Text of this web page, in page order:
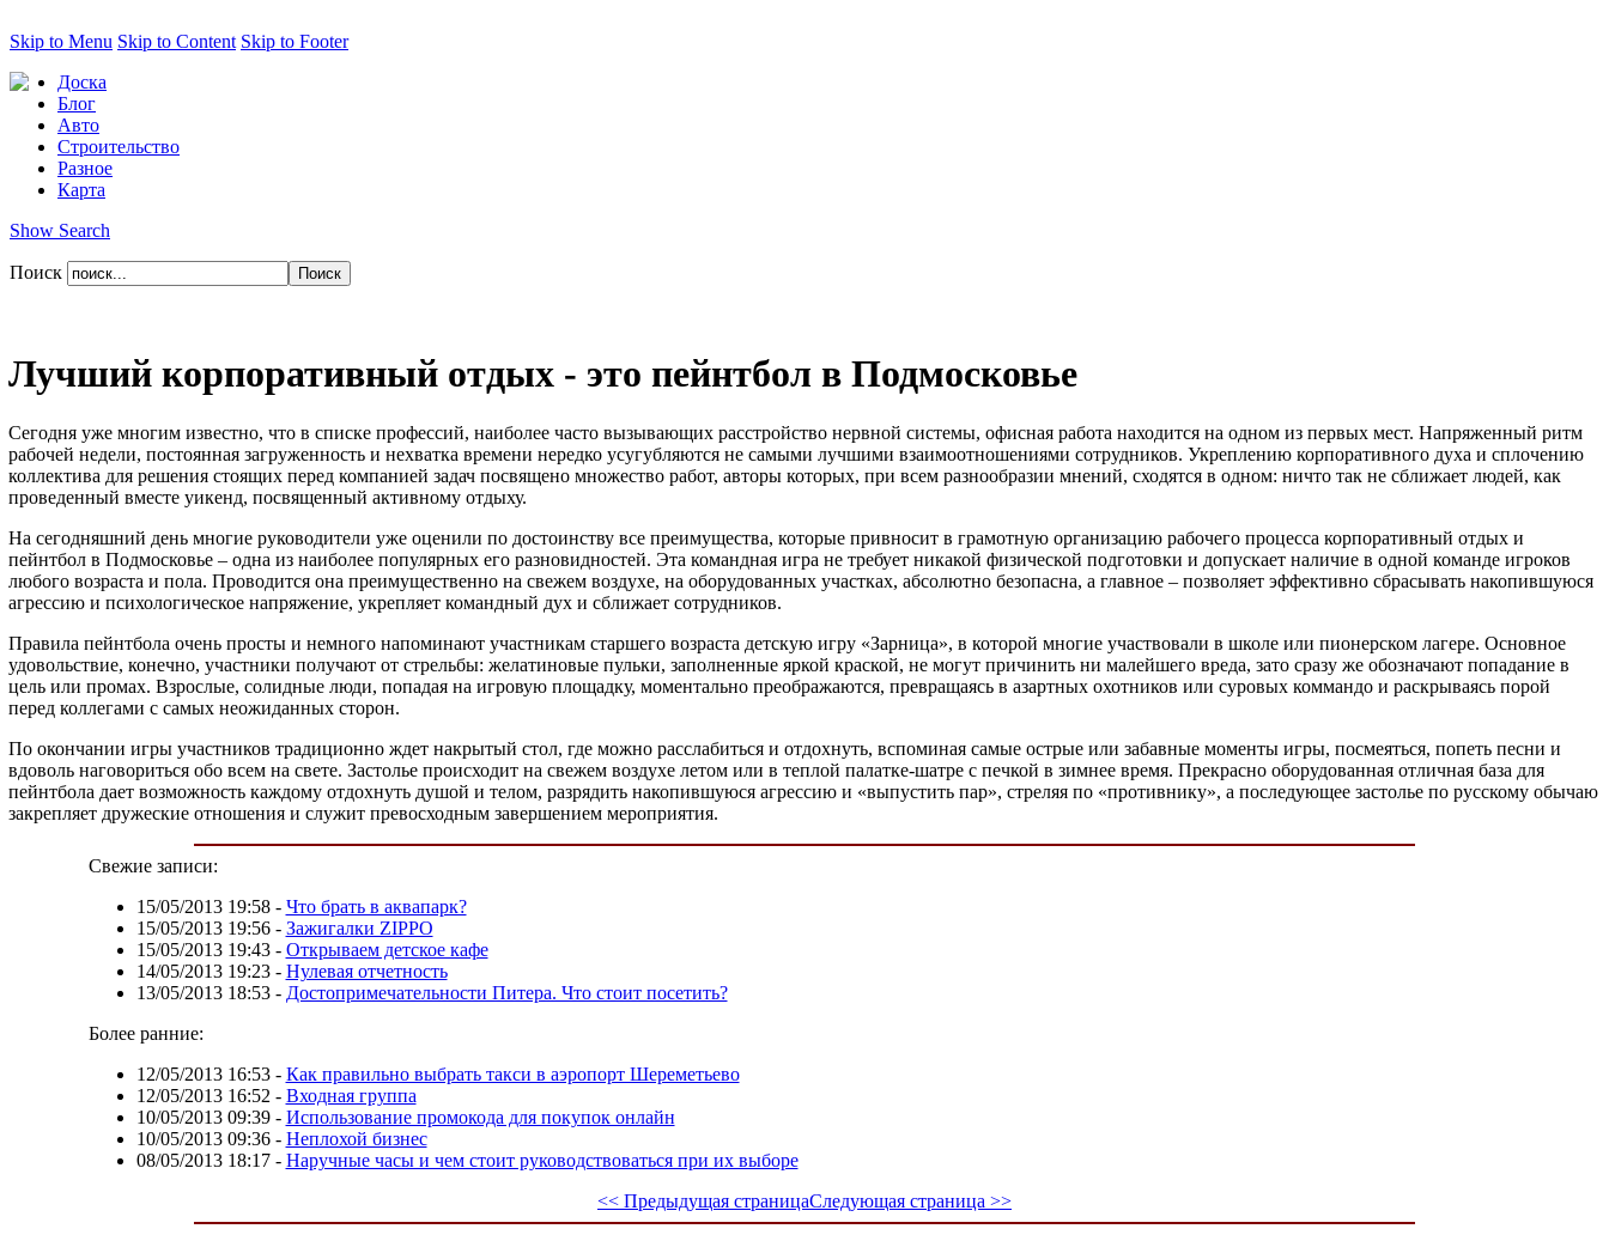
Skip to Menu Skip to Content Skip to Footer
Доска
Блог
Авто
Строительство
Разное
Карта
Show Search
Поиск
Лучший корпоративный отдых - это пейнтбол в Подмосковье
Сегодня уже многим известно, что в списке профессий, наиболее часто вызывающих расстройство нервной системы, офисная работа находится на одном из первых мест. Напряженный ритм
рабочей недели, постоянная загруженность и нехватка времени нередко усугубляются не самыми лучшими взаимоотношениями сотрудников. Укреплению корпоративного духа и сплочению
коллектива для решения стоящих перед компанией задач посвящено множество работ, авторы которых, при всем разнообразии мнений, сходятся в одном: ничто так не сближает людей, как
проведенный вместе уикенд, посвященный активному отдыху.
На сегодняшний день многие руководители уже оценили по достоинству все преимущества, которые привносит в грамотную организацию рабочего процесса корпоративный отдых и
пейнтбол в Подмосковье – одна из наиболее популярных его разновидностей. Эта командная игра не требует никакой физической подготовки и допускает наличие в одной команде игроков
любого возраста и пола. Проводится она преимущественно на свежем воздухе, на оборудованных участках, абсолютно безопасна, а главное – позволяет эффективно сбрасывать накопившуюся
агрессию и психологическое напряжение, укрепляет командный дух и сближает сотрудников.
Правила пейнтбола очень просты и немного напоминают участникам старшего возраста детскую игру «Зарница», в которой многие участвовали в школе или пионерском лагере. Основное
удовольствие, конечно, участники получают от стрельбы: желатиновые пульки, заполненные яркой краской, не могут причинить ни малейшего вреда, зато сразу же обозначают попадание в
цель или промах. Взрослые, солидные люди, попадая на игровую площадку, моментально преображаются, превращаясь в азартных охотников или суровых коммандо и раскрываясь порой
перед коллегами с самых неожиданных сторон.
По окончании игры участников традиционно ждет накрытый стол, где можно расслабиться и отдохнуть, вспоминая самые острые или забавные моменты игры, посмеяться, попеть песни и
вдоволь наговориться обо всем на свете. Застолье происходит на свежем воздухе летом или в теплой палатке-шатре с печкой в зимнее время. Прекрасно оборудованная отличная база для
пейнтбола дает возможность каждому отдохнуть душой и телом, разрядить накопившуюся агрессию и «выпустить пар», стреляя по «противнику», а последующее застолье по русскому обычаю
закрепляет дружеские отношения и служит превосходным завершением мероприятия.
Свежие записи:
15/05/2013 19:58- Что брать в аквапарк?
15/05/2013 19:56- Зажигалки ZIPPO
15/05/2013 19:43- Открываем детское кафе
14/05/2013 19:23- Нулевая отчетность
13/05/2013 18:53- Достопримечательности Питера. Что стоит посетить?
Более ранние:
12/05/2013 16:53- Как правильно выбрать такси в аэропорт Шереметьево
12/05/2013 16:52 - Входная группа
10/05/2013 09:39- Использование промокода для покупок онлайн
10/05/2013 09:36- Неплохой бизнес
08/05/2013 18:17- Наручные часы и чем стоит руководствоваться при их выборе
<< Предыдущая страницаСледующая страница >>